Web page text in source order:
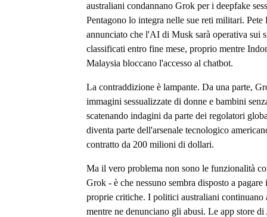
australiani condannano Grok per i deepfake
Pentagono lo integra nelle sue reti militari. Pete
annunciato che l'AI di Musk sarà operativa sui
classificati entro fine mese, proprio mentre
Malaysia bloccano l'accesso al chatbot.
La contraddizione è lampante. Da una parte,
immagini sessualizzate di donne e bambini
scatenando indagini da parte dei regolatori
diventa parte dell'arsenale tecnologico
contratto da 200 milioni di dollari.
Ma il vero problema non sono le funzionalità
Grok - è che nessuno sembra disposto a
proprie critiche. I politici australiani continuano
mentre ne denunciano gli abusi. Le app store di